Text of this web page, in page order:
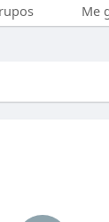
Me